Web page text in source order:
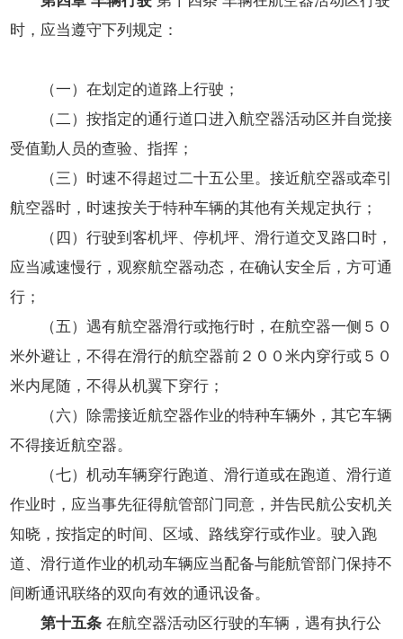
时，应当遵守下列规定：
（一）在划定的道路上行驶；
（二）按指定的通行道口进入航空器活动区并自觉接
受值勤人员的查验、指挥；
（三）时速不得超过二十五公里。接近航空器或牵引
航空器时，时速按关于特种车辆的其他有关规定执行；
（四）行驶到客机坪、停机坪、滑行道交叉路口时，
应当减速慢行，观察航空器动态，在确认安全后，方可通
行；
（五）遇有航空器滑行或拖行时，在航空器一侧５０
米外避让，不得在滑行的航空器前２００米内穿行或５０
米内尾随，不得从机翼下穿行；
（六）除需接近航空器作业的特种车辆外，其它车辆
不得接近航空器。
（七）机动车辆穿行跑道、滑行道或在跑道、滑行道
作业时，应当事先征得航管部门同意，并告民航公安机关
知晓，按指定的时间、区域、路线穿行或作业。驶入跑
道、滑行道作业的机动车辆应当配备与能航管部门保持不
间断通讯联络的双向有效的通讯设备。
第十五条在航空器活动区行驶的车辆，遇有执行公